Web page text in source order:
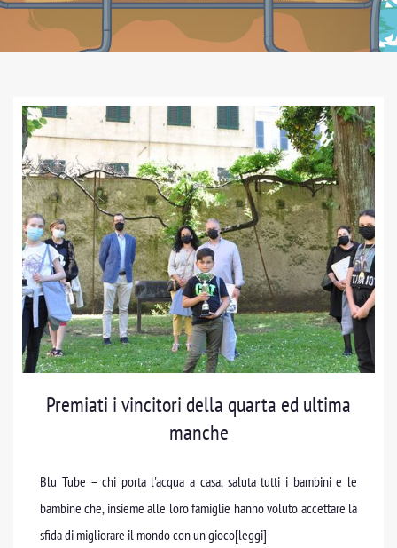
Premiati i vincitori della quarta ed ultima
manche
Blu Tube – chi porta l'acqua a casa, saluta tutti i bambini e le
bambine che, insieme alle loro famiglie hanno voluto accettare la
sfida di migliorare il mondo con un gioco[leggi]